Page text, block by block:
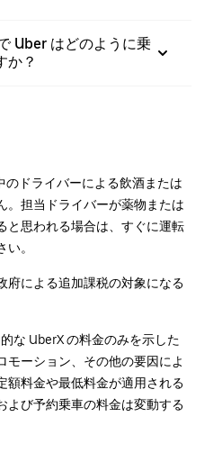
Uber はどのように乗
か？
のドライバーによる飲酒または
。担当ドライバーが薬物または
と思われる場合は、すぐに運転
。
府による追加課税の対象になる
な UberX の料金のみを示した
モーション、その他の要因によ
額料金や最低料金が適用される
よび予約乗車の料金は変動する